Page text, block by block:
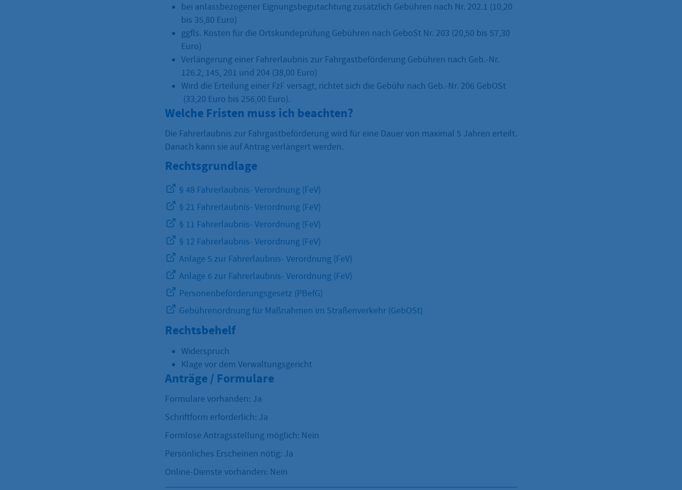
bei anlassbezogener Eignungsbegutachtung zusätzlich Gebühren nach Nr. 202.1 (10,20
bis 35,80 Euro)
ggfls. Kosten für die Ortskundeprüfung Gebühren nach GeboSt Nr. 203 (20,50 bis 57,30
Euro)
Verlängerung einer Fahrerlaubnis zur Fahrgastbeförderung Gebühren nach Geb.-Nr.
126.2, 145, 201 und 204 (38,00 Euro)
Wird die Erteilung einer FzF versagt, richtet sich die Gebühr nach Geb.-Nr. 206 GebOSt
(33,20 Euro bis 256,00 Euro).
Welche Fristen muss ich beachten?
Die Fahrerlaubnis zur Fahrgastbeförderung wird für eine Dauer von maximal 5 Jahren erteilt.
Danach kann sie auf Antrag verlängert werden.
Rechtsgrundlage
§ 48 Fahrerlaubnis- Verordnung (FeV)
§ 21 Fahrerlaubnis- Verordnung (FeV)
§ 11 Fahrerlaubnis- Verordnung (FeV)
§ 12 Fahrerlaubnis- Verordnung (FeV)
Anlage 5 zur Fahrerlaubnis- Verordnung (FeV)
Anlage 6 zur Fahrerlaubnis- Verordnung (FeV)
Personenbeförderungsgesetz (PBefG)
Gebührenordnung für Maßnahmen im Straßenverkehr (GebOSt)
Rechtsbehelf
Widerspruch
Klage vor dem Verwaltungsgericht
Anträge / Formulare
Formulare vorhanden: Ja
Schriftform erforderlich: Ja
Formlose Antragsstellung möglich: Nein
Persönliches Erscheinen nötig: Ja
Online-Dienste vorhanden: Nein